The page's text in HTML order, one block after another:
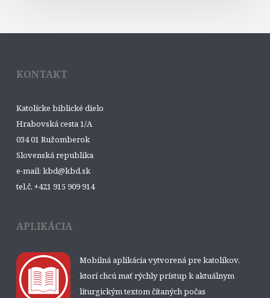
KONTAKT
Katolícke biblické dielo
Hrabovská cesta 1/A
034 01 Ružomberok
Slovenská republika
e-mail: kbd@kbd.sk
tel.č. +421 915 909 914
APLIKÁCIA
Mobilná aplikácia vytvorená pre katolíkov,
ktorí chcú mať rýchly prístup k aktuálnym
liturgickým textom čítaných počas